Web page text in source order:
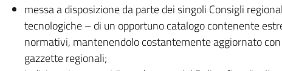
messa a disposizione da parte dei singoli Consigli
tecnologiche – di un opportuno catalogo contenente
normativi, mantenendolo costantemente aggiornato
gazzette regionali;